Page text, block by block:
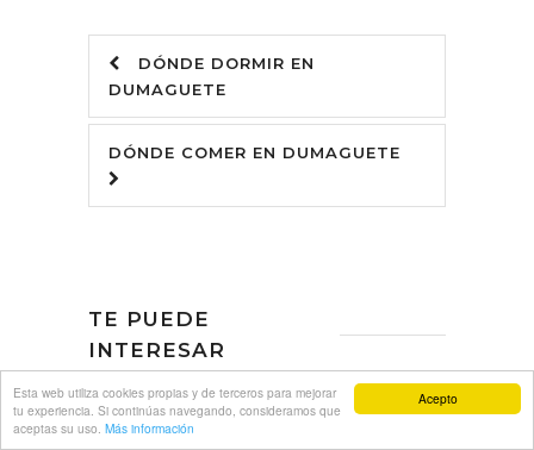
Acepto
Esta web utiliza cookies propias y de terceros para mejorar
tu experiencia. Si continúas navegando, consideramos que
aceptas su uso. Más información
DÓNDE DORMIR EN
DUMAGUETE
DÓNDE COMER EN DUMAGUETE
TE PUEDE
INTERESAR